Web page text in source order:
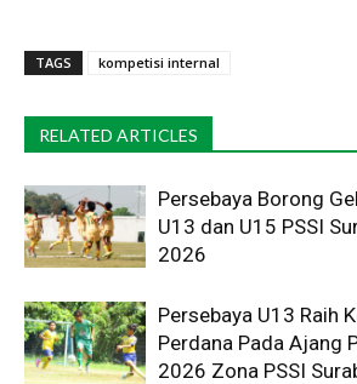
TAGS kompetisi internal
RELATED ARTICLES
Persebaya Borong
U13 dan U15 PSSI
2026
Persebaya U13 Raih
Perdana Pada Ajang
2026 Zona PSSI